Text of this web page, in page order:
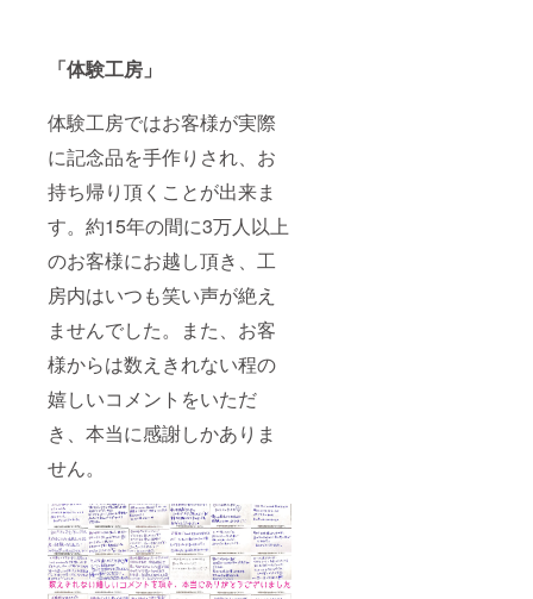
「体験工房」
体験工房ではお客様が実際
に記念品を手作りされ、お
持ち帰り頂くことが出来ま
す。約15年の間に3万人以上
のお客様にお越し頂き、工
房内はいつも笑い声が絶え
ませんでした。また、お客
様からは数えきれない程の
嬉しいコメントをいただ
き、本当に感謝しかありま
せん。